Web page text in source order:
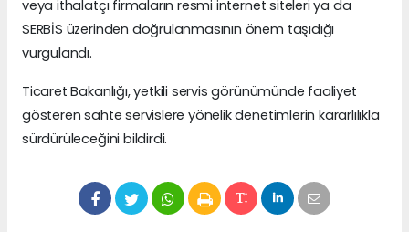
veya ithalatçı firmaların resmi internet siteleri ya da
SERBİS üzerinden doğrulanmasının önem taşıdığı
vurgulandı.
Ticaret Bakanlığı, yetkili servis görünümünde faaliyet
gösteren sahte servislere yönelik denetimlerin kararlılıkla
sürdürüleceğini bildirdi.